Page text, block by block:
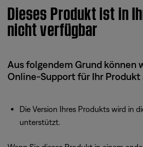
Dieses Produkt ist in
nicht verfügbar
Aus folgendem Grund können
Online-Support für Ihr Produkt
Die Version Ihres Produkts wird in
unterstützt.